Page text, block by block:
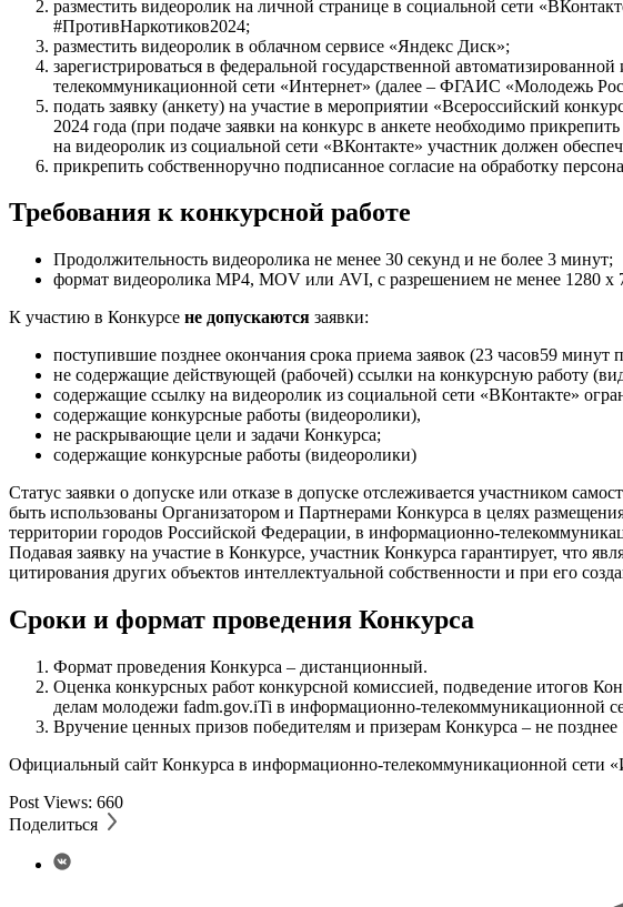
разместить видеоролик на личной странице в социальной сети
#ПротивНаркотиков2024;
разместить видеоролик в облачном сервисе «Яндекс Диск»;
зарегистрироваться в федеральной государственной
телекоммуникационной сети «Интернет» (далее – ФГАИС «Молодежь
подать заявку (анкету) на участие в мероприятии «Всероссийский
2024 года (при подаче заявки на конкурс в анкете необходимо
на видеоролик из социальной сети «ВКонтакте» участник должен
прикрепить собственноручно подписанное согласие на обработку
Требования к конкурсной работе
Продолжительность видеоролика не менее 30 секунд и не более 3 минут;
формат видеоролика MP4, MOV или AVI, с разрешением не менее 1280 х
К участию в Конкурсе не допускаются заявки:
поступившие позднее окончания срока приема заявок (23 часов59
не содержащие действующей (рабочей) ссылки на конкурсную работу
содержащие ссылку на видеоролик из социальной сети «ВКонтакте»
содержащие конкурсные работы (видеоролики),
не раскрывающие цели и задачи Конкурса;
содержащие конкурсные работы (видеоролики)
Статус заявки о допуске или отказе в допуске отслеживается участником
быть использованы Организатором и Партнерами Конкурса в целях
территории городов Российской Федерации, в информационно-
Подавая заявку на участие в Конкурсе, участник Конкурса гарантирует, что
цитирования других объектов интеллектуальной собственности и при его
Сроки и формат проведения Конкурса
Формат проведения Конкурса – дистанционный.
Оценка конкурсных работ конкурсной комиссией, подведение итогов
делам молодежи fadm.gov.iTi в информационно-телекоммуникационной
Вручение ценных призов победителям и призерам Конкурса – не позднее
Официальный сайт Конкурса в информационно-телекоммуникационной сети
Post Views: 660
Поделиться